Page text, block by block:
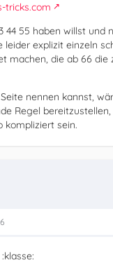
tricks.com
44 55 haben willst und
leider explizit einzeln
machen, die ab 66
nennen kannst,
Regel
kompliziert sein.